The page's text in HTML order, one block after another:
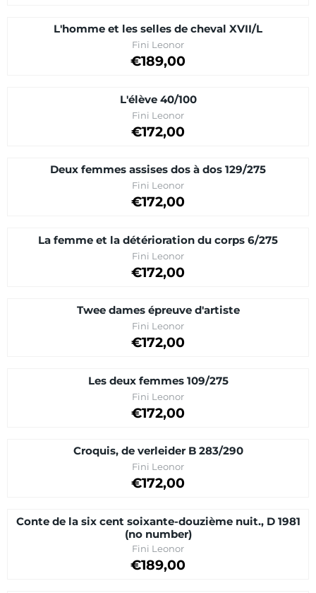
L'homme et les selles de cheval XVII/L
Brand:
Fini Leonor
Price on request
€189,00
L'élève 40/100
Brand:
Fini Leonor
Price: 172,00
€172,00
Deux femmes assises dos à dos 129/275
Brand:
Fini Leonor
Price on request
€172,00
La femme et la détérioration du corps 6/275
Brand:
Fini Leonor
Price on request
€172,00
Twee dames épreuve d'artiste
Brand:
Fini Leonor
Price: 172,00
€172,00
Les deux femmes 109/275
Brand:
Fini Leonor
Price on request
€172,00
Croquis, de verleider B 283/290
Brand:
Fini Leonor
Price on request
€172,00
Conte de la six cent soixante-douzième nuit., D 1981
(no number)
Brand:
Fini Leonor
Price on request
€189,00